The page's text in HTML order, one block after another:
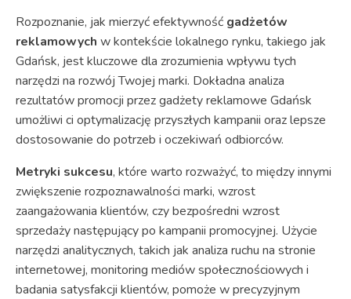
Rozpoznanie, jak mierzyć efektywność gadżetów
reklamowych w kontekście lokalnego rynku, takiego jak
Gdańsk, jest kluczowe dla zrozumienia wpływu tych
narzędzi na rozwój Twojej marki. Dokładna analiza
rezultatów promocji przez gadżety reklamowe Gdańsk
umożliwi ci optymalizację przyszłych kampanii oraz lepsze
dostosowanie do potrzeb i oczekiwań odbiorców.
Metryki sukcesu, które warto rozważyć, to między innymi
zwiększenie rozpoznawalności marki, wzrost
zaangażowania klientów, czy bezpośredni wzrost
sprzedaży następujący po kampanii promocyjnej. Użycie
narzędzi analitycznych, takich jak analiza ruchu na stronie
internetowej, monitoring mediów społecznościowych i
badania satysfakcji klientów, pomoże w precyzyjnym